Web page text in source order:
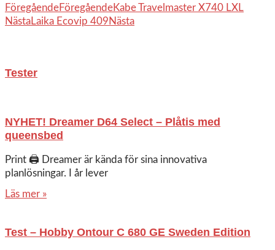
FöregåendeFöregåendeKabe Travelmaster X740 LXL
NästaLaika Ecovip 409 Nästa
Tester
NYHET! Dreamer D64 Select – Plåtis med
queensbed
Print 🖨 Dreamer är kända för sina innovativa
planlösningar. I år lever
Läs mer »
Test – Hobby Ontour C 680 GE Sweden Edition